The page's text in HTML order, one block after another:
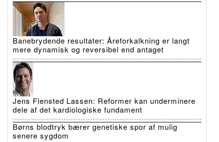
Banebrydende resultater: Åreforkalkning er langt
mere dynamisk og reversibel end antaget
Jens Flensted Lassen: Reformer kan underminere
dele af det kardiologiske fundament
Børns blodtryk bærer genetiske spor af mulig
senere sygdom